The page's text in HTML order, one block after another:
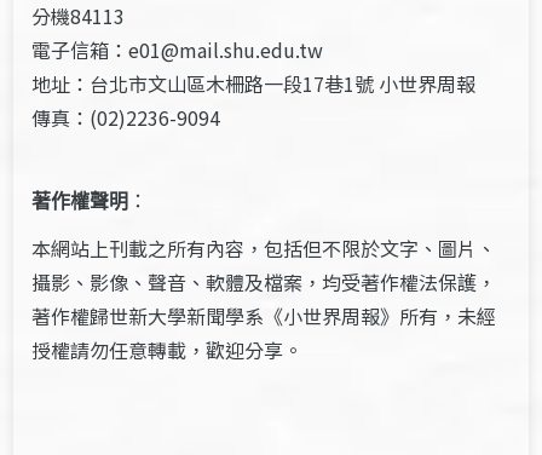
分機84113
電子信箱：e01@mail.shu.edu.tw
地址：台北市文山區木柵路一段17巷1號 小世界周報
傳真：(02)2236-9094
著作權聲明 ：
本網站上刊載之所有內容，包括但不限於文字、圖片、
攝影、影像、聲音、軟體及檔案，均受著作權法保護，
著作權歸世新大學新聞學系《小世界周報》所有，未經
授權請勿任意轉載，歡迎分享。